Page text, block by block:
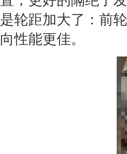
是轮距加大了：前
向性能更佳。